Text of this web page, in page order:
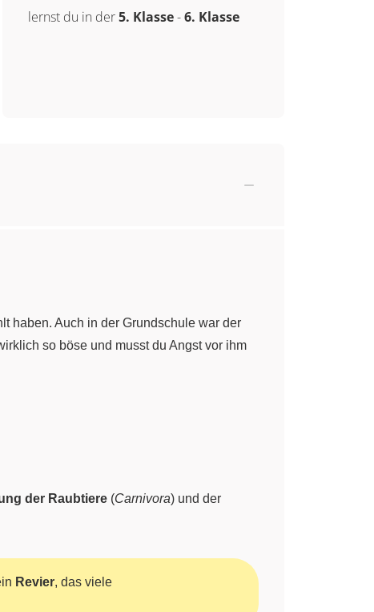
lernst du in der5. Klasse-6. Klasse
haben. Auch in der Grundschule war der
so böse und musst du Angst vor ihm
der Raubtiere (Carnivora) und der
Revier, das viele